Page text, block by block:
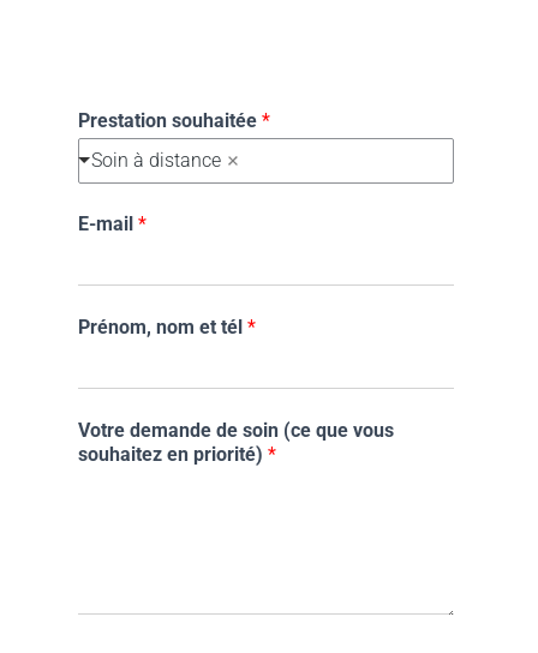
Prestation souhaitée *
Soin à distance
E-mail *
Prénom, nom et tél *
Votre demande de soin (ce que vous
souhaitez en priorité) *